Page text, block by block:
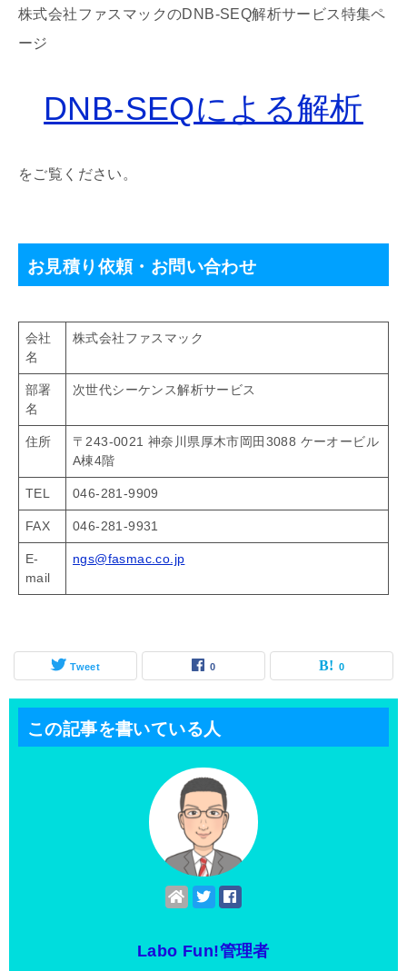
株式会社ファスマックのDNB-SEQ解析サービス特集ペ
ージ
DNB-SEQによる解析
をご覧ください。
お見積り依頼・お問い合わせ
会社
名
株式会社ファスマック
部署
名
次世代シーケンス解析サービス
住所
〒243-0021 神奈川県厚木市岡田3088 ケーオービル
A棟4階
TEL 046-281-9909
FAX 046-281-9931
E-
mail
ngs@fasmac.co.jp
Tweet 0 0
この記事を書いている人
Labo Fun!管理者